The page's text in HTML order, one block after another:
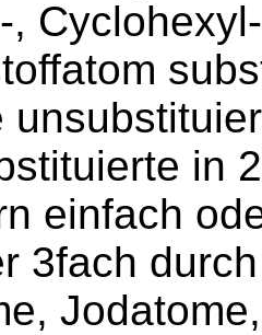
,
in
einfach
3fach